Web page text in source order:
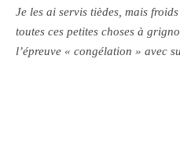
Je les ai servis tièdes, mais
toutes ces petites choses à
l’épreuve « congélation » avec